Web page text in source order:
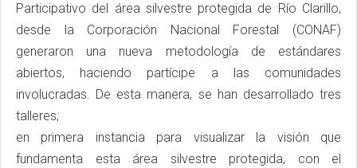
Participativo del área silvestre protegida de Río Clarillo,
desde la Corporación Nacional Forestal (CONAF)
generaron una nueva metodología de estándares
abiertos, haciendo partícipe a las comunidades
involucradas. De esta manera, se han desarrollado tres
talleres;
en primera instancia para visualizar la visión que
fundamenta esta área silvestre protegida, con el